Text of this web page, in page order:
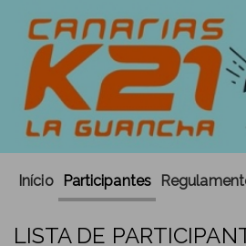
Início Participantes
LISTA DE